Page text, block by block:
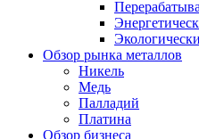
Обзор рынка металлов
Никель
Медь
Палладий
Платина
Обзор бизнеса